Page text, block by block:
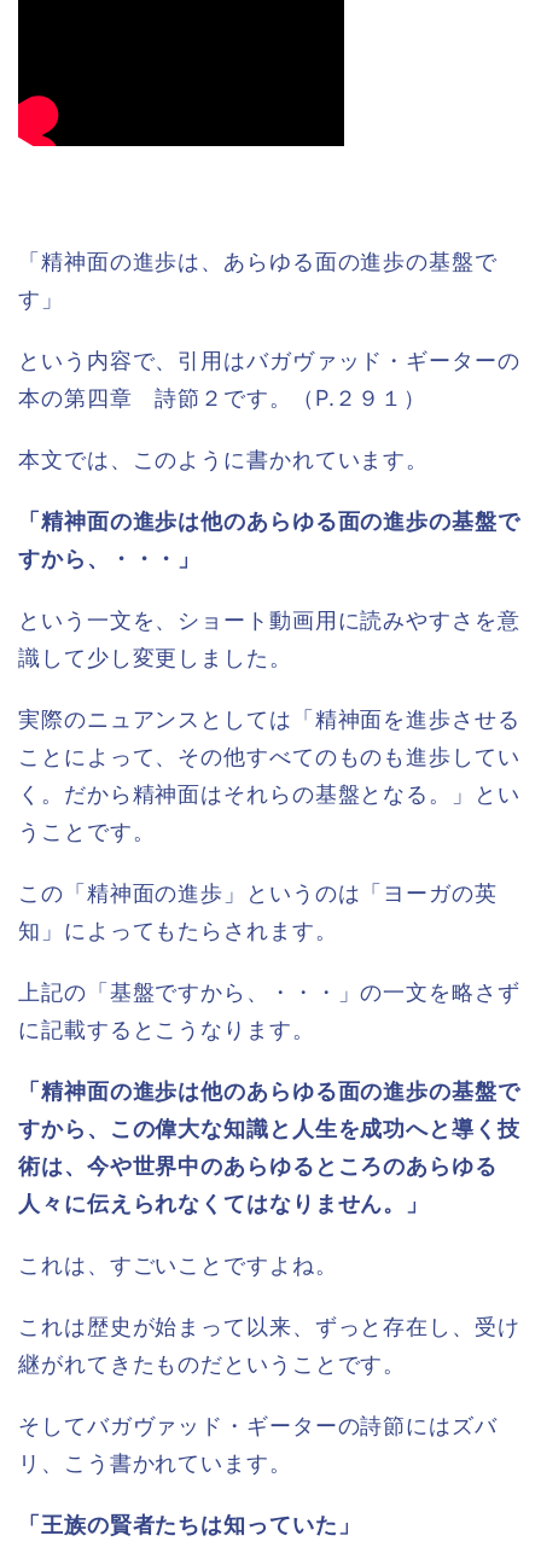
「精神面の進歩は、あらゆる面の進歩の基盤で
す」
という内容で、引用はバガヴァッド・ギーターの
本の第四章 詩節２です。（P.２９１）
本文では、このように書かれています。
「精神面の進歩は他のあらゆる面の進歩の基盤で
すから、・・・」
という一文を、ショート動画用に読みやすさを意
識して少し変更しました。
実際のニュアンスとしては「精神面を進歩させる
ことによって、その他すべてのものも進歩してい
く。だから精神面はそれらの基盤となる。」とい
うことです。
この「精神面の進歩」というのは「ヨーガの英
知」によってもたらされます。
上記の「基盤ですから、・・・」の一文を略さず
に記載するとこうなります。
「精神面の進歩は他のあらゆる面の進歩の基盤で
すから、この偉大な知識と人生を成功へと導く技
術は、今や世界中のあらゆるところのあらゆる
人々に伝えられなくてはなりません。」
これは、すごいことですよね。
これは歴史が始まって以来、ずっと存在し、受け
継がれてきたものだということです。
そしてバガヴァッド・ギーターの詩節にはズバ
リ、こう書かれています。
「王族の賢者たちは知っていた」